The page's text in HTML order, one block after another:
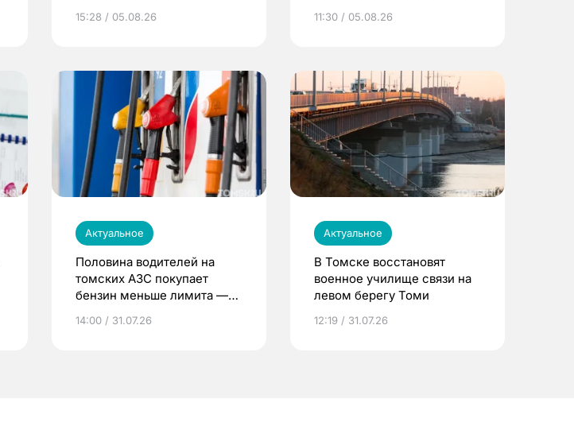
15:28 / 05.08.26 11:30 / 05.08.26
Актуальное
Половина водителей на
томских АЗС покупает
бензин меньше лимита —
14:00 / 31.07.26
Актуальное
В Томске восстановят
военное училище связи на
левом берегу Томи
12:19 / 31.07.26